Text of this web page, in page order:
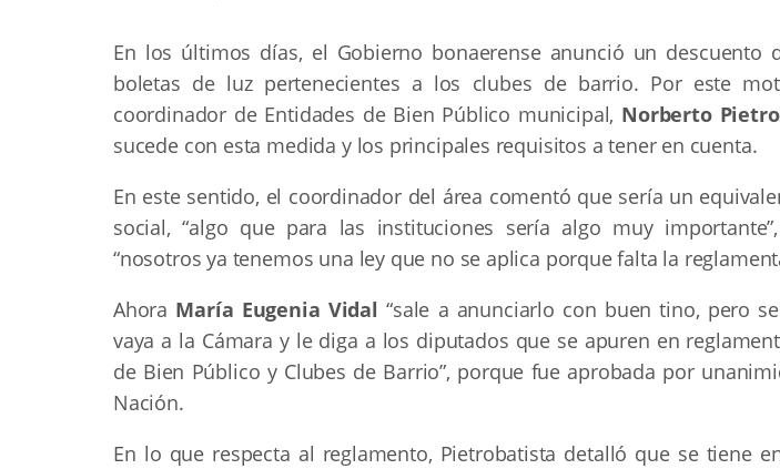
En los últimos días, el Gobierno bonaerense anunció un descuento
boletas de luz pertenecientes a los clubes de barrio. Por este
coordinador de Entidades de Bien Público municipal, Norberto
sucede con esta medida y los principales requisitos a tener en cuenta.
En este sentido, el coordinador del área comentó que sería un
social, “algo que para las instituciones sería algo muy
“nosotros ya tenemos una ley que no se aplica porque falta la
Ahora María Eugenia Vidal “sale a anunciarlo con buen tino, pero
vaya a la Cámara y le diga a los diputados que se apuren en
de Bien Público y Clubes de Barrio”, porque fue aprobada por
Nación.
En lo que respecta al reglamento, Pietrobatista detalló que se tiene